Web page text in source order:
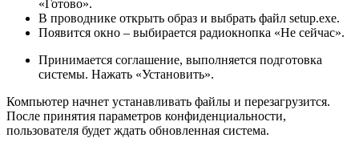
«Готово».
В проводнике открыть образ и выбрать файл setup.exe.
Появится окно – выбирается радиокнопка «Не сейчас».
Принимается соглашение, выполняется подготовка
системы. Нажать «Установить».
Компьютер начнет устанавливать файлы и перезагрузится.
После принятия параметров конфиденциальности,
пользователя будет ждать обновленная система.